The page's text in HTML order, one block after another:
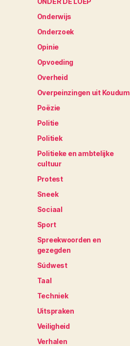
Onderwijs
Onderzoek
Opinie
Opvoeding
Overheid
Overpeinzingen uit Koudum
Poëzie
Politie
Politiek
Politieke en ambtelijke
cultuur
Protest
Sneek
Sociaal
Sport
Spreekwoorden en
gezegden
Súdwest
Taal
Techniek
Uitspraken
Veiligheid
Verhalen